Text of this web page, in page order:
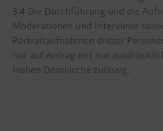
3.4 Die Durchführung und die
Moderationen und Interviews
Portraitaufnahmen dritter
nur auf Antrag mit nur
Hohen Domkirche zulässig.